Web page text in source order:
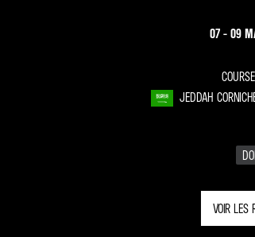
07 - 09
JEDDAH
VOIR LES